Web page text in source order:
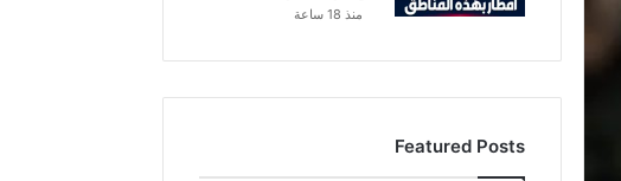
منذ 18 ساعة
Featured Posts